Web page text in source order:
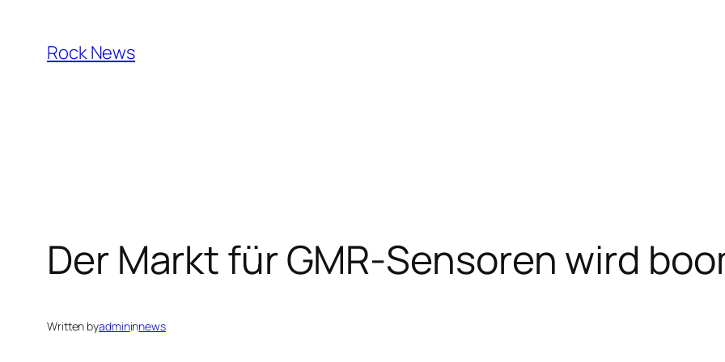
content
Rock News
Der Markt für GMR-Sensoren wird
Written byadmininnews